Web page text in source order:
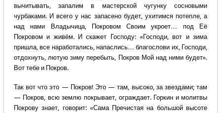
вычитывать, запалим в мастерской чугунку сосновыми
чурбаками. И всего у нас запасено будет, ухитимся потепле, а
над нами Владычица, Покровом Своим укроет… под Её
Покровом и живём. И скажет Господу: «Господи, вот и зима
пришла, все наработались, напаслись… благослови их, Господи,
отдохнуть, лютую зиму перебыть, Покров Мой над ними будет».
Вот тебе и Покров.
Так вот что это — Покров! Это — там, высоко, за звездами; там
— Покров, всю землю покрывает, ограждает. Горкин и молитвы
Покрову знает, говорит: «Сама Пречистая на большой высоте